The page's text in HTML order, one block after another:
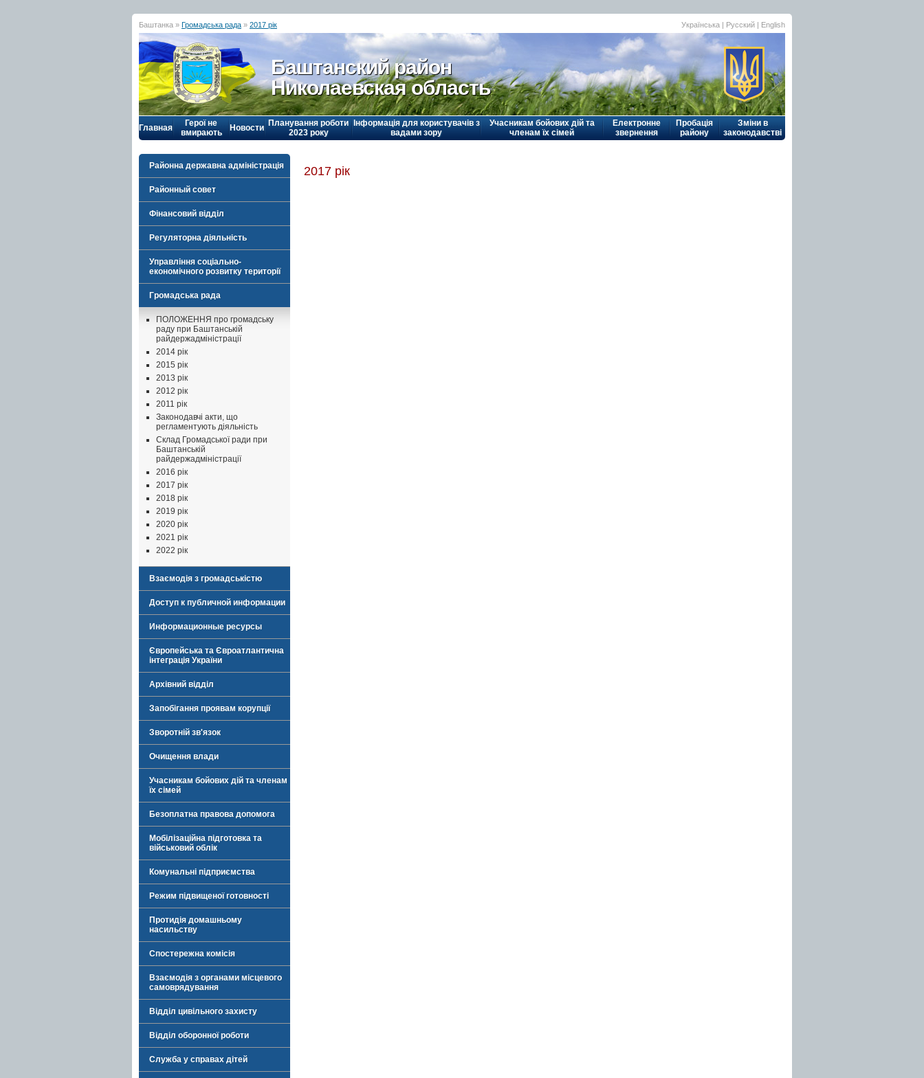
Баштанка » Громадська рада » 2017 рік Українська | Русский | English
Баштанский район
Николаевская область
Главная
Герої не
вмирають
Новости Планування роботи
2023 року
Інформація для користувачів з
вадами зору
Учасникам бойових дій та
членам їх сімей
Електронне
звернення
Пробація
району
Зміни в
законодавстві
Районна державна адміністрація
Районный совет
Фінансовий відділ
Регуляторна діяльність
Управління соціально-
економічного розвитку території
Громадська рада
ПОЛОЖЕННЯ про громадську
раду при Баштанській
райдержадміністрації
2014 рік
2015 рік
2013 рік
2012 рік
2011 рік
Законодавчі акти, що
регламентують діяльність
Склад Громадської ради при
Баштанській
райдержадміністрації
2016 рік
2017 рік
2018 рік
2019 рік
2020 рік
2021 рік
2022 рік
Взаємодія з громадськістю
Доступ к публичной информации
Информационные ресурсы
Європейська та Євроатлантична
інтеграція України
Архівний відділ
Запобігання проявам корупції
Зворотній зв'язок
Очищення влади
Учасникам бойових дій та членам
їх сімей
Безоплатна правова допомога
Мобілізаційна підготовка та
військовий облік
Комунальні підприємства
Режим підвищеної готовності
Протидія домашньому
насильству
Спостережна комісія
Взаємодія з органами місцевого
самоврядування
Відділ цивільного захисту
Відділ оборонної роботи
Служба у справах дітей
2017 рік